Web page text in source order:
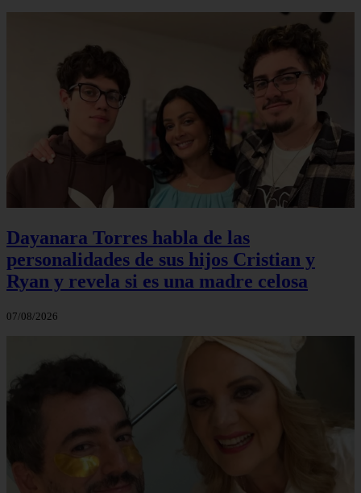
Dayanara Torres habla de las
personalidades de sus hijos Cristian y
Ryan y revela si es una madre celosa
07/08/2026